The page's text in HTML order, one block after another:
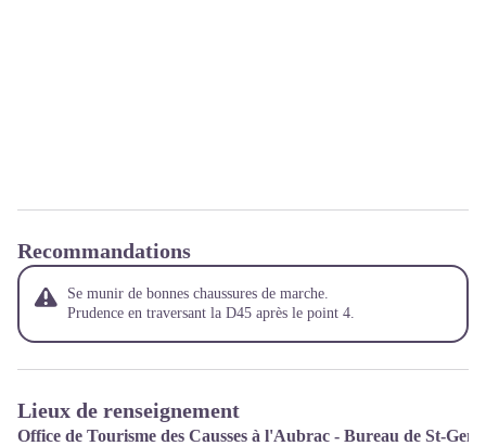
Recommandations
Se munir de bonnes chaussures de marche.
Prudence en traversant la D45 après le point 4.
Lieux de renseignement
Office de Tourisme des Causses à l'Aubrac - Bureau de St-